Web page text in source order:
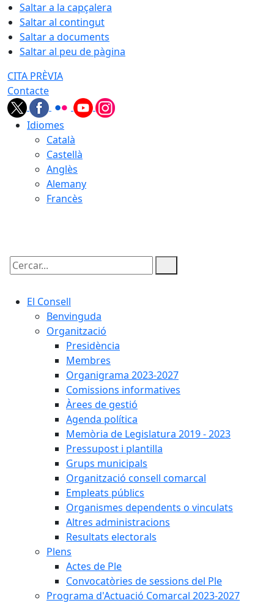
Saltar a la capçalera
Saltar al contingut
Saltar a documents
Saltar al peu de pàgina
CITA PRÈVIA
Contacte
Idiomes
Català
Castellà
Anglès
Alemany
Francès
Cercar:
El Consell
Benvinguda
Organització
Presidència
Membres
Organigrama 2023-2027
Comissions informatives
Àrees de gestió
Agenda política
Memòria de Legislatura 2019 - 2023
Pressupost i plantilla
Grups municipals
Organització consell comarcal
Empleats públics
Organismes dependents o vinculats
Altres administracions
Resultats electorals
Plens
Actes de Ple
Convocatòries de sessions del Ple
Programa d'Actuació Comarcal 2023-2027